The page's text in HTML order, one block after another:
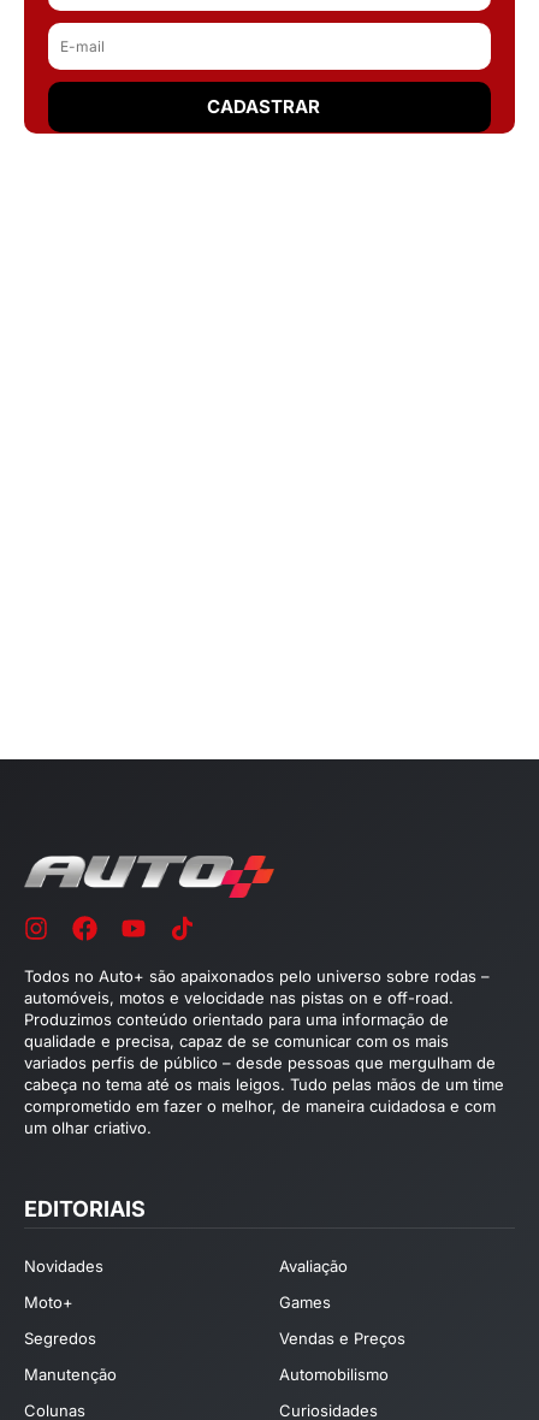
Todos no Auto+ são apaixonados pelo universo sobre rodas –
automóveis, motos e velocidade nas pistas on e off-road.
Produzimos conteúdo orientado para uma informação de
qualidade e precisa, capaz de se comunicar com os mais
variados perfis de público – desde pessoas que mergulham de
cabeça no tema até os mais leigos. Tudo pelas mãos de um time
comprometido em fazer o melhor, de maneira cuidadosa e com
um olhar criativo.
EDITORIAIS
Novidades
Avaliação
Moto+
Games
Segredos
Vendas e Preços
Manutenção
Automobilismo
Colunas
Curiosidades